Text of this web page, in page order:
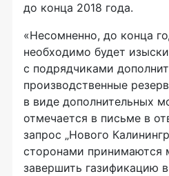
до конца 2018 года.
«Несомненно, до конца
необходимо будет
с подрядчиками
производственные
в виде дополнительных
отмечается в письме в
запрос „Нового
сторонами принимаются
завершить газификацию